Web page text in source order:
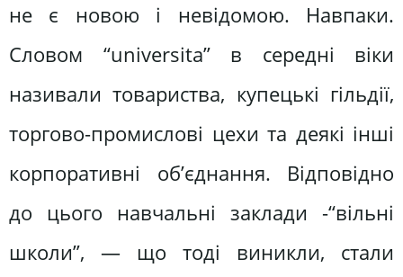
не є новою і невідомою. Навпаки.
Словом “universita” в середні віки
називали товариства, купецькі гільдії,
торгово-промислові цехи та деякі інші
корпоративні об’єднання. Відповідно
до цього навчальні заклади -“вільні
школи”, — що тоді виникли, стали